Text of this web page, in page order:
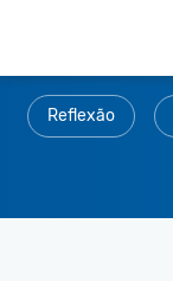
Reflexão